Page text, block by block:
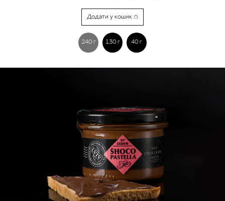
Додати у кошик
240 г 130 г 40 г